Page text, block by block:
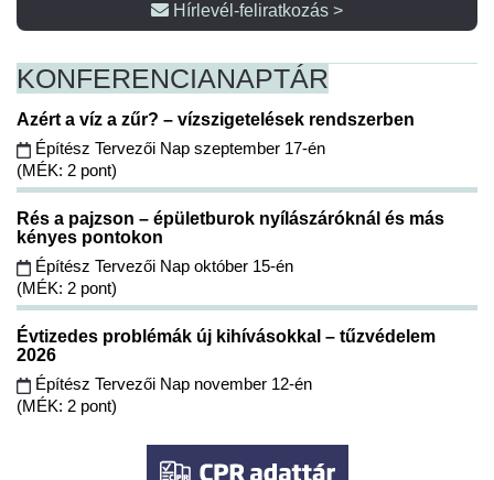
Hírlevél-feliratkozás >
KONFERENCIANAPTÁR
Azért a víz a zűr? – vízszigetelések rendszerben
Építész Tervezői Nap szeptember 17-én
(MÉK: 2 pont)
Rés a pajzson – épületburok nyílászáróknál és más
kényes pontokon
Építész Tervezői Nap október 15-én
(MÉK: 2 pont)
Évtizedes problémák új kihívásokkal – tűzvédelem
2026
Építész Tervezői Nap november 12-én
(MÉK: 2 pont)